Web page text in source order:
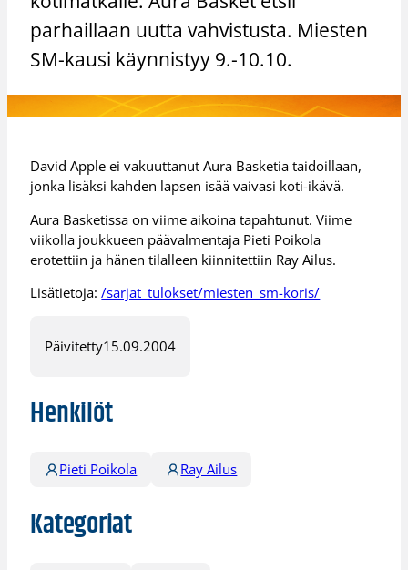
parhaillaan uutta vahvistusta. Miesten
SM-kausi käynnistyy 9.-10.10.
David Apple ei vakuuttanut Aura Basketia taidoillaan,
jonka lisäksi kahden lapsen isää vaivasi koti-ikävä.
Aura Basketissa on viime aikoina tapahtunut. Viime
viikolla joukkueen päävalmentaja Pieti Poikola
erotettiin ja hänen tilalleen kiinnitettiin Ray Ailus.
Lisätietoja:/sarjat_tulokset/miesten_sm-koris/
Päivitetty15.09.2004
Henkilöt
Pieti Poikola Ray Ailus
Kategoriat